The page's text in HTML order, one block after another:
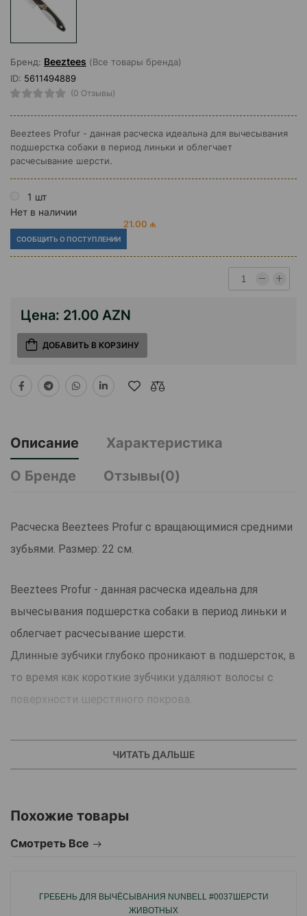
Бренд: Beeztees (Все товары бренда)
ID: 5611494889
(0 Отзывы)
Beeztees Profur - данная расческа идеальна для вычесывания
подшерстка собаки в период линьки и облегчает
расчесывание шерсти.
1 шт
Нет в наличии
21.00 ₼
СООБЩИТЬ О ПОСТУПЛЕНИИ
Цена: 21.00 AZN
ДОБАВИТЬ В КОРЗИНУ
Описание
Характеристика
О Бренде
Отзывы(0)
Расческа Beeztees Profur с вращающимися средними
зубьями. Размер: 22 см.
Beeztees Profur - данная расческа идеальна для
вычесывания подшерстка собаки в период линьки и
облегчает расчесывание шерсти.
Длинные зубчики глубоко проникают в подшерсток, в
то время как короткие зубчики удаляют волосы с
поверхности шерстяного покрова.
поддержанию шерсти собаки или кошки в блестящем
Расчесывайте в направлении оста волос.
ЧИТАТЬ ДАЛЬШЕ
Похожие товары
Смотреть Все
ГРЕБЕНЬ ДЛЯ ВЫЧЁСЫВАНИЯ NUNBELL #0037ШЕРСТИ
ЖИВОТНЫХ